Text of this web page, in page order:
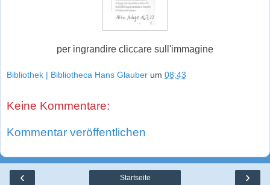
per ingrandire cliccare sull'immagine
Bibliothek | Bibliotheca Hans Glauber um 08:43
Keine Kommentare:
Kommentar veröffentlichen
‹ ›
Startseite